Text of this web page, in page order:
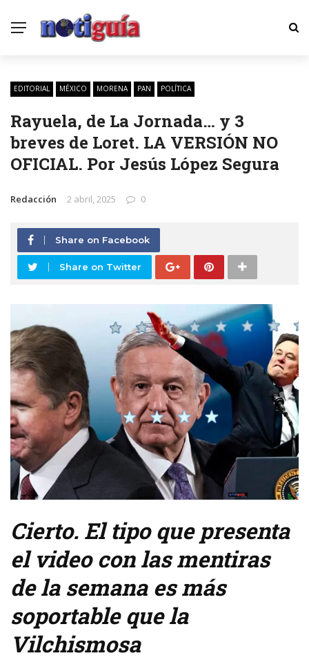
EDITORIAL MÉXICO MORENA PAN POLÍTICA
Rayuela, de La Jornada… y 3
breves de Loret. LA VERSIÓN NO
OFICIAL. Por Jesús López Segura
Redacción 2 abril, 2025 0
Share on Facebook
Share on Twitter
Cierto. El tipo que presenta
el video con las mentiras
de la semana es más
soportable que la
Vilchismosa